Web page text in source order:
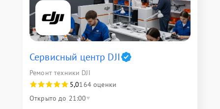
Сервисный центр DJI
Ремонт техники DJI
5,0164 оценки
Открыто до 21:00